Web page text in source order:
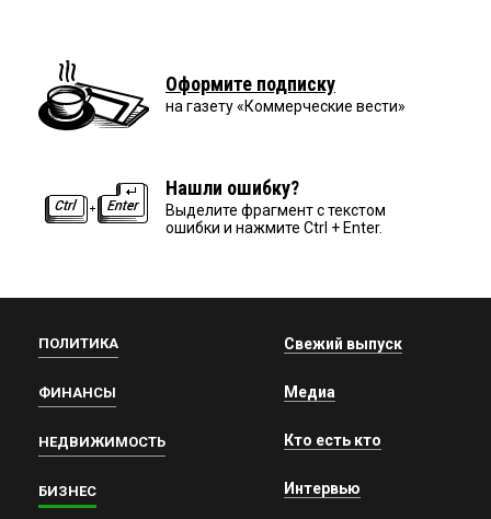
Оформите подписку
на газету «Коммерческие вести»
Нашли ошибку?
Выделите фрагмент с текстом
ошибки и нажмите Ctrl + Enter.
ПОЛИТИКА
ФИНАНСЫ
НЕДВИЖИМОСТЬ
БИЗНЕС
Свежий выпуск
Медиа
Кто есть кто
Интервью